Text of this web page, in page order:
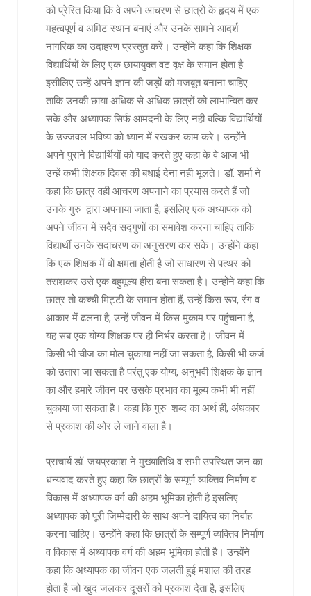
को प्रेरित किया कि वे अपने आचरण से छात्रों के हृदय में एक
महत्वपूर्ण व अमिट स्थान बनाएं और उनके सामने आदर्श
नागरिक का उदाहरण प्रस्तुत करें। उन्होंने कहा कि शिक्षक
विद्यार्थियों के लिए एक छायायुक्त वट वृक्ष के समान होता है
इसीलिए उन्हें अपने ज्ञान की जड़ों को मजबूत बनाना चाहिए
ताकि उनकी छाया अधिक से अधिक छात्रों को लाभान्वित कर
सके और अध्यापक सिर्फ आमदनी के लिए नही बल्कि विद्यार्थियों
के उज्जवल भविष्य को ध्यान में रखकर काम करे। उन्होंने
अपने पुराने विद्यार्थियों को याद करते हुए कहा के वे आज भी
उन्हें कभी शिक्षक दिवस की बधाई देना नही भूलते। डॉ. शर्मा ने
कहा कि छात्र वही आचरण अपनाने का प्रयास करते हैं जो
उनके गुरु द्वारा अपनाया जाता है, इसलिए एक अध्यापक को
अपने जीवन में सदैव सद्गुणों का समावेश करना चाहिए ताकि
विद्यार्थी उनके सदाचरण का अनुसरण कर सके। उन्होंने कहा
कि एक शिक्षक में वो क्षमता होती है जो साधारण से पत्थर को
तराशकर उसे एक बहुमूल्य हीरा बना सकता है। उन्होंने कहा कि
छात्र तो कच्ची मिट्टी के समान होता हैं, उन्हें किस रूप, रंग व
आकार में ढलना है, उन्हें जीवन में किस मुकाम पर पहुंचाना है,
यह सब एक योग्य शिक्षक पर ही निर्भर करता है। जीवन में
किसी भी चीज का मोल चुकाया नहीं जा सकता है, किसी भी कर्ज
को उतारा जा सकता है परंतु एक योग्य, अनुभवी शिक्षक के ज्ञान
का और हमारे जीवन पर उसके प्रभाव का मूल्य कभी भी नहीं
चुकाया जा सकता है। कहा कि गुरु शब्द का अर्थ ही, अंधकार
से प्रकाश की ओर ले जाने वाला है।
प्राचार्य डॉ. जयप्रकाश ने मुख्यातिथि व सभी उपस्थित जन का
धन्यवाद करते हुए कहा कि छात्रों के सम्पूर्ण व्यक्तिव निर्माण व
विकास में अध्यापक वर्ग की अहम भूमिका होती है इसलिए
अध्यापक को पूरी जिम्मेदारी के साथ अपने दायित्व का निर्वाह
करना चाहिए। उन्होंने कहा कि छात्रों के सम्पूर्ण व्यक्तिव निर्माण
व विकास में अध्यापक वर्ग की अहम भूमिका होती है। उन्होंने
कहा कि अध्यापक का जीवन एक जलती हुई मशाल की तरह
होता है जो खुद जलकर दूसरों को प्रकाश देता है, इसलिए